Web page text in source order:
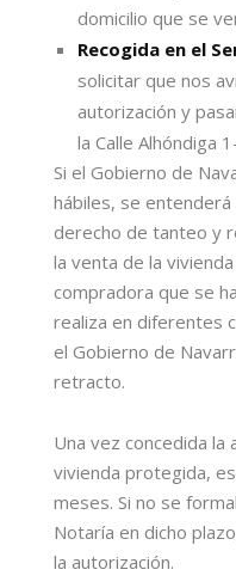
domicilio que se
Recogida en el
solicitar que nos
autorización y
la Calle Alhóndiga
Si el Gobierno de
hábiles, se
derecho de tanteo y
la venta de la
compradora que se
realiza en diferentes
el Gobierno de
retracto.
Una vez concedida la
vivienda protegida,
meses. Si no se
Notaría en dicho
la autorización.